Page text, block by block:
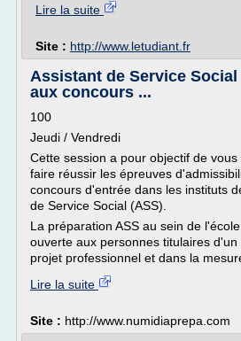
Lire la suite
Site : http://www.letudiant.fr
Assistant de Service
aux concours ...
100
Jeudi / Vendredi
Cette session a pour objectif de
faire réussir les épreuves
concours d'entrée dans les instituts
de Service Social (ASS).
La préparation ASS au sein de
ouverte aux personnes titulaires
projet professionnel et dans la
Lire la suite
Site : http://www.numidiaprepa.com